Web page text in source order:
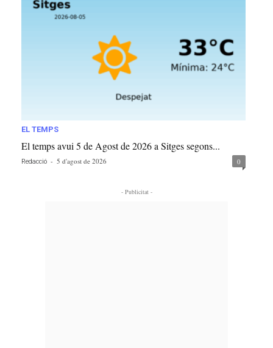
EL TEMPS
El temps avui 5 de Agost de 2026 a Sitges segons...
Redacció - 5 d'agost de 2026 0
- Publicitat -